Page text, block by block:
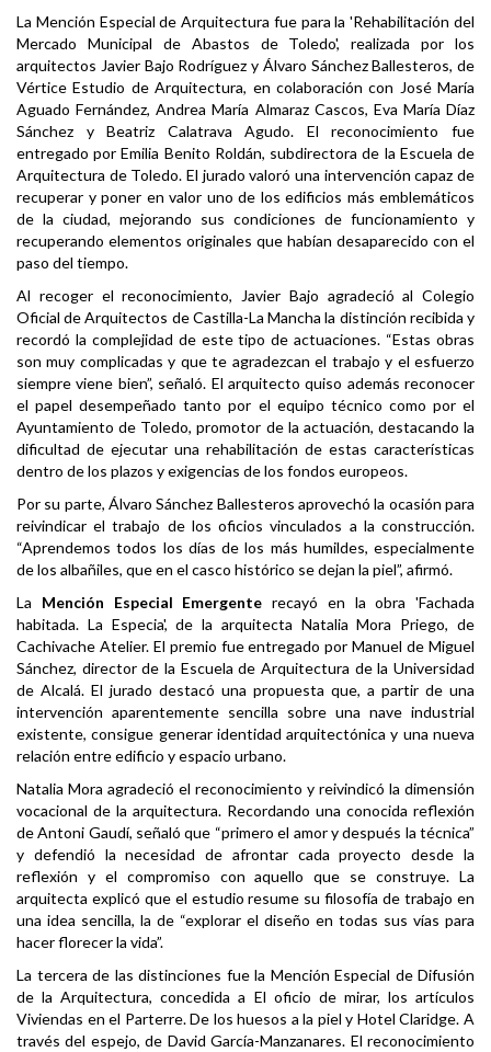
La Mención Especial de Arquitectura fue para la 'Rehabilitación del
Mercado Municipal de Abastos de Toledo', realizada por los
arquitectos Javier Bajo Rodríguez y Álvaro Sánchez Ballesteros, de
Vértice Estudio de Arquitectura, en colaboración con José María
Aguado Fernández, Andrea María Almaraz Cascos, Eva María Díaz
Sánchez y Beatriz Calatrava Agudo. El reconocimiento fue
entregado por Emilia Benito Roldán, subdirectora de la Escuela de
Arquitectura de Toledo. El jurado valoró una intervención capaz de
recuperar y poner en valor uno de los edificios más emblemáticos
de la ciudad, mejorando sus condiciones de funcionamiento y
recuperando elementos originales que habían desaparecido con el
paso del tiempo.
Al recoger el reconocimiento, Javier Bajo agradeció al Colegio
Oficial de Arquitectos de Castilla-La Mancha la distinción recibida y
recordó la complejidad de este tipo de actuaciones. “Estas obras
son muy complicadas y que te agradezcan el trabajo y el esfuerzo
siempre viene bien”, señaló. El arquitecto quiso además reconocer
el papel desempeñado tanto por el equipo técnico como por el
Ayuntamiento de Toledo, promotor de la actuación, destacando la
dificultad de ejecutar una rehabilitación de estas características
dentro de los plazos y exigencias de los fondos europeos.
Por su parte, Álvaro Sánchez Ballesteros aprovechó la ocasión para
reivindicar el trabajo de los oficios vinculados a la construcción.
“Aprendemos todos los días de los más humildes, especialmente
de los albañiles, que en el casco histórico se dejan la piel”, afirmó.
La Mención Especial Emergente recayó en la obra 'Fachada
habitada. La Especia', de la arquitecta Natalia Mora Priego, de
Cachivache Atelier. El premio fue entregado por Manuel de Miguel
Sánchez, director de la Escuela de Arquitectura de la Universidad
de Alcalá. El jurado destacó una propuesta que, a partir de una
intervención aparentemente sencilla sobre una nave industrial
existente, consigue generar identidad arquitectónica y una nueva
relación entre edificio y espacio urbano.
Natalia Mora agradeció el reconocimiento y reivindicó la dimensión
vocacional de la arquitectura. Recordando una conocida reflexión
de Antoni Gaudí, señaló que “primero el amor y después la técnica”
y defendió la necesidad de afrontar cada proyecto desde la
reflexión y el compromiso con aquello que se construye. La
arquitecta explicó que el estudio resume su filosofía de trabajo en
una idea sencilla, la de “explorar el diseño en todas sus vías para
hacer florecer la vida”.
La tercera de las distinciones fue la Mención Especial de Difusión
de la Arquitectura, concedida a El oficio de mirar, los artículos
Viviendas en el Parterre. De los huesos a la piel y Hotel Claridge. A
través del espejo, de David García-Manzanares. El reconocimiento